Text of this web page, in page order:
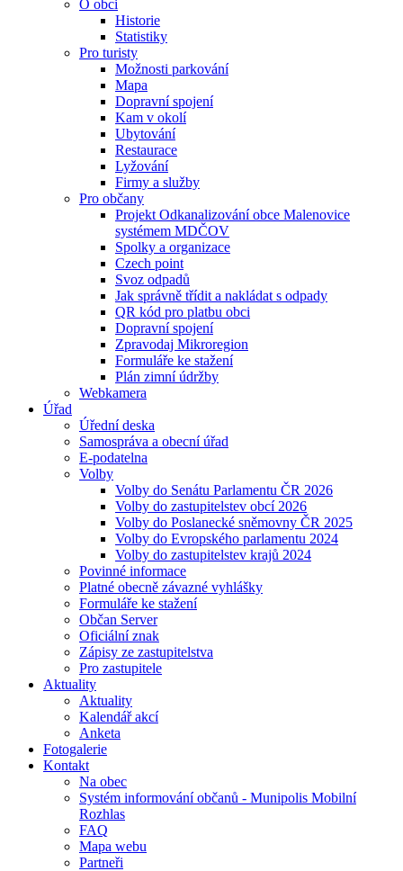
O obci
Historie
Statistiky
Pro turisty
Možnosti parkování
Mapa
Dopravní spojení
Kam v okolí
Ubytování
Restaurace
Lyžování
Firmy a služby
Pro občany
Projekt Odkanalizování obce Malenovice
systémem MDČOV
Spolky a organizace
Czech point
Svoz odpadů
Jak správně třídit a nakládat s odpady
QR kód pro platbu obci
Dopravní spojení
Zpravodaj Mikroregion
Formuláře ke stažení
Plán zimní údržby
Webkamera
Úřad
Úřední deska
Samospráva a obecní úřad
E-podatelna
Volby
Volby do Senátu Parlamentu ČR 2026
Volby do zastupitelstev obcí 2026
Volby do Poslanecké sněmovny ČR 2025
Volby do Evropského parlamentu 2024
Volby do zastupitelstev krajů 2024
Povinné informace
Platné obecně závazné vyhlášky
Formuláře ke stažení
Občan Server
Oficiální znak
Zápisy ze zastupitelstva
Pro zastupitele
Aktuality
Aktuality
Kalendář akcí
Anketa
Fotogalerie
Kontakt
Na obec
Systém informování občanů - Munipolis Mobilní
Rozhlas
FAQ
Mapa webu
Partneři